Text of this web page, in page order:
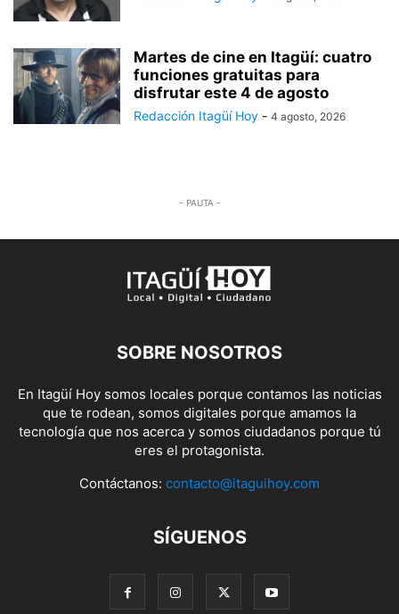
Martes de cine en Itagüí: cuatro
funciones gratuitas para
disfrutar este 4 de agosto
Redacción Itagüí Hoy - 4 agosto, 2026
- PAUTA -
SOBRE NOSOTROS
En Itagüí Hoy somos locales porque contamos las noticias
que te rodean, somos digitales porque amamos la
tecnología que nos acerca y somos ciudadanos porque tú
eres el protagonista.
Contáctanos: contacto@itaguihoy.com
SÍGUENOS